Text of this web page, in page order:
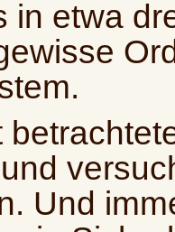
in etwa
Und